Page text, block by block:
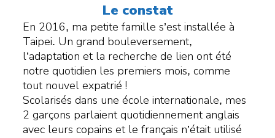
Le constat
En 2016, ma petite famille s’est installée à
Taipei. Un grand bouleversement,
l’adaptation et la recherche de lien ont été
notre quotidien les premiers mois, comme
tout nouvel expatrié !
Scolarisés dans une école internationale, mes
2 garçons parlaient quotidiennement anglais
avec leurs copains et le français n’était utilisé